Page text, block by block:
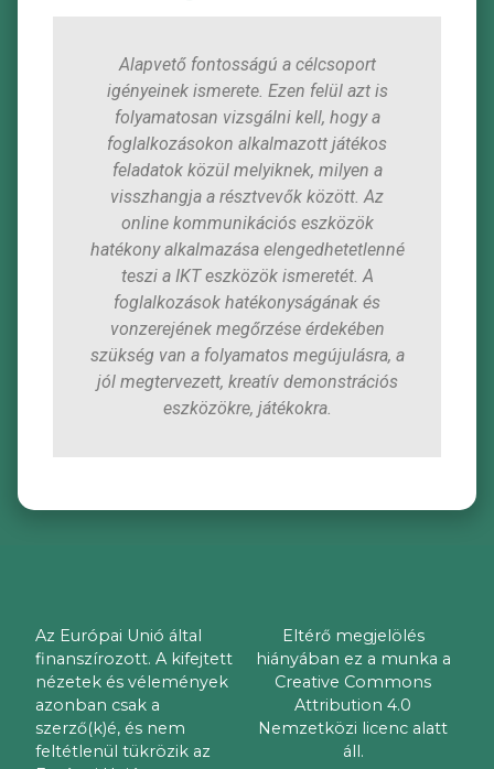
Alapvető fontosságú a célcsoport
igényeinek ismerete. Ezen felül azt is
folyamatosan vizsgálni kell, hogy a
foglalkozásokon alkalmazott játékos
feladatok közül melyiknek, milyen a
visszhangja a résztvevők között. Az
online kommunikációs eszközök
hatékony alkalmazása elengedhetetlenné
teszi a IKT eszközök ismeretét. A
foglalkozások hatékonyságának és
vonzerejének megőrzése érdekében
szükség van a folyamatos megújulásra, a
jól megtervezett, kreatív demonstrációs
eszközökre, játékokra.
Az Európai Unió által
finanszírozott. A kifejtett
nézetek és vélemények
azonban csak a
szerző(k)é, és nem
feltétlenül tükrözik az
Eltérő megjelölés
hiányában ez a munka a
Creative Commons
Attribution 4.0
Nemzetközi licenc alatt
áll.